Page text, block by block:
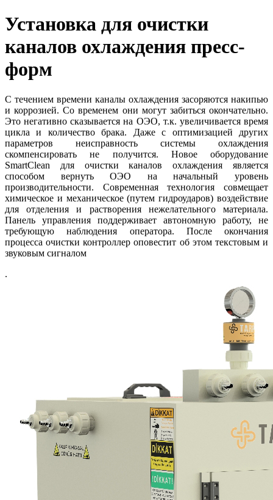
Установка для очистки
каналов охлаждения пресс-
форм
С течением времени каналы охлаждения засоряются накипью
и коррозией. Со временем они могут забиться окончательно.
Это негативно сказывается на ОЭО, т.к. увеличивается время
цикла и количество брака. Даже с оптимизацией других
параметров неисправность системы охлаждения
скомпенсировать не получится. Новое оборудование
SmartClean для очистки каналов охлаждения является
способом вернуть ОЭО на начальный уровень
производительности. Современная технология совмещает
химическое и механическое (путем гидроударов) воздействие
для отделения и растворения нежелательного материала.
Панель управления поддерживает автономную работу, не
требующую наблюдения оператора. После окончания
процесса очистки контроллер оповестит об этом текстовым и
звуковым сигналом
.